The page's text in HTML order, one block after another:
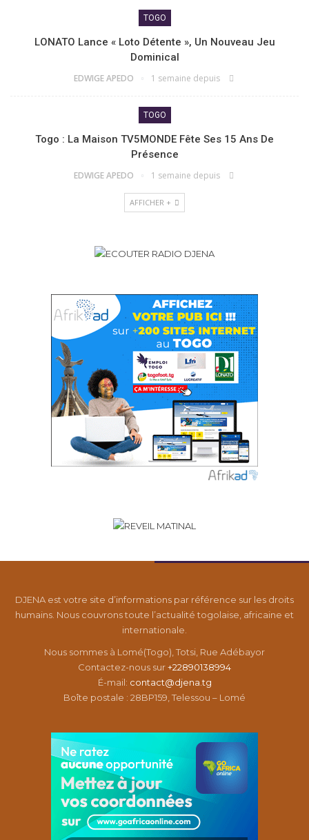
TOGO
LONATO Lance « Loto Détente », Un Nouveau Jeu
Dominical
EDWIGE APEDO 1 semaine depuis
TOGO
Togo : La Maison TV5MONDE Fête Ses 15 Ans De
Présence
EDWIGE APEDO 1 semaine depuis
AFFICHER +
DJENA est votre site d’informations par référence sur les droits
humains. Nous couvrons toute l’actualité togolaise, africaine et
internationale.
Nous sommes à Lomé(Togo), Totsi, Rue Adébayor
Contactez-nous sur+22890138994
É-mail: contact@djena.tg
Boîte postale : 28BP159, Telessou – Lomé